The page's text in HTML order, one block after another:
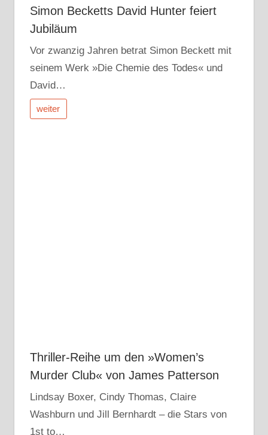
Simon Becketts David Hunter feiert
Jubiläum
Vor zwanzig Jahren betrat Simon Beckett mit
seinem Werk »Die Chemie des Todes« und
David…
weiter
Thriller-Reihe um den »Women’s
Murder Club« von James Patterson
Lindsay Boxer, Cindy Thomas, Claire
Washburn und Jill Bernhardt – die Stars von
1st to…